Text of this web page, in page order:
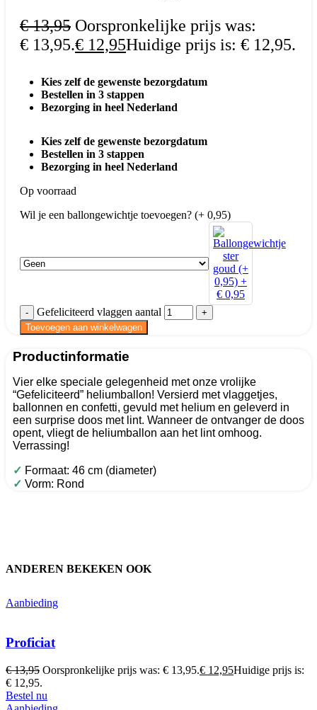
€13,95 Oorspronkelijke prijs was:
€ 13,95.€ 12,95Huidige prijs is: € 12,95.
Kies zelf de gewenste bezorgdatum
Bestellen in 3 stappen
Bezorging in heel Nederland
Kies zelf de gewenste bezorgdatum
Bestellen in 3 stappen
Bezorging in heel Nederland
Op voorraad
Wil je een ballongewichtje toevoegen? (+ 0,95)
Gefeliciteerd vlaggen aantal
Toevoegen aan winkelwagen
Productinformatie
Vier elke speciale gelegenheid met onze vrolijke
“Gefeliciteerd” heliumballon! Versierd met vlaggetjes,
ballonnen en confetti, gevuld met helium en geleverd in
een surprise doos met lint. Wanneer de ontvanger de doos
opent, vliegt de heliumballon aan het lint omhoog.
Verrassing!
✓ Formaat: 46 cm (diameter)
✓ Vorm: Rond
ANDEREN BEKEKEN OOK
Aanbieding
Proficiat
€13,95 Oorspronkelijke prijs was: € 13,95.€ 12,95Huidige prijs is:
€ 12,95.
Bestel nu